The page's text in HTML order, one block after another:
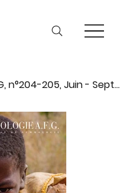
Revue de Gemmologie AFG, n°204-205, Juin - Septembre 2018